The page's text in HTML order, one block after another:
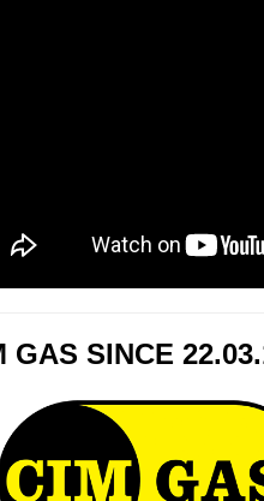
GAS SINCE